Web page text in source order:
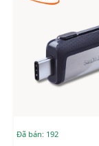
Đã bán: 192